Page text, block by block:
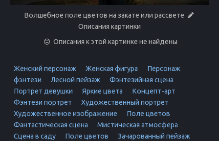
Волшебное поле цветов на закате или рассвете
Описания картинки
Описания к этой картинке не найдены
Женский персонаж Женская фигура
Персонаж
фэнтези
Лесной пейзаж
Фэнтезийная сцена
Портрет девушки
Яркие цвета
Концепт-арт
Фэнтези портрет
Художественный портрет
Художественное изображение
Поле цветов
Фантастическая сцена
Мистическая атмосфера
Сцена в саду
Поле цветов
Зачарованный пейзаж